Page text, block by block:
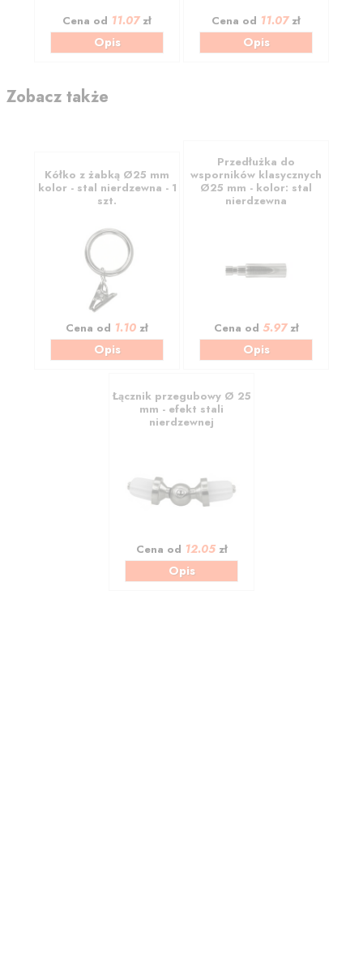
Cena od 11.07zł
Opis
Cena od 11.07zł
Opis
Zobacz także
Kółko z żabką Ø25 mm
kolor - stal nierdzewna - 1
szt.
Cena od 1.10 zł
Opis
Przedłużka do
wsporników klasycznych
Ø25 mm - kolor: stal
nierdzewna
Cena od 5.97zł
Opis
Łącznik przegubowy Ø 25
mm - efekt stali
nierdzewnej
Cena od 12.05zł
Opis